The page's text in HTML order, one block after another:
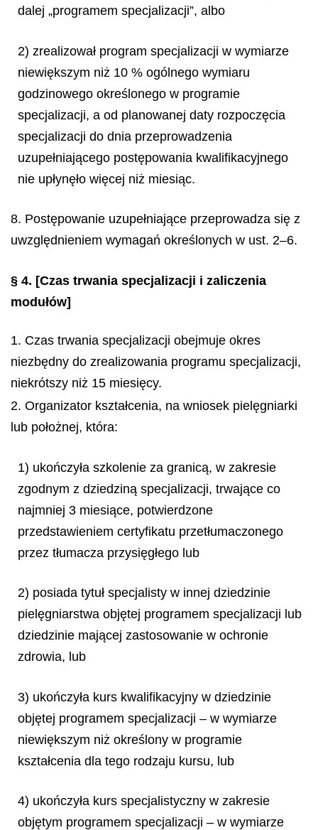
dalej „programem specjalizacji”, albo
2) zrealizował program specjalizacji w wymiarze
niewiększym niż 10 % ogólnego wymiaru
godzinowego określonego w programie
specjalizacji, a od planowanej daty rozpoczęcia
specjalizacji do dnia przeprowadzenia
uzupełniającego postępowania kwalifikacyjnego
nie upłynęło więcej niż miesiąc.
8. Postępowanie uzupełniające przeprowadza się z
uwzględnieniem wymagań określonych w ust. 2–6.
§ 4. [Czas trwania specjalizacji i zaliczenia
modułów]
1. Czas trwania specjalizacji obejmuje okres
niezbędny do zrealizowania programu specjalizacji,
niekrótszy niż 15 miesięcy.
2. Organizator kształcenia, na wniosek pielęgniarki
lub położnej, która:
1) ukończyła szkolenie za granicą, w zakresie
zgodnym z dziedziną specjalizacji, trwające co
najmniej 3 miesiące, potwierdzone
przedstawieniem certyfikatu przetłumaczonego
przez tłumacza przysięgłego lub
2) posiada tytuł specjalisty w innej dziedzinie
pielęgniarstwa objętej programem specjalizacji lub
dziedzinie mającej zastosowanie w ochronie
zdrowia, lub
3) ukończyła kurs kwalifikacyjny w dziedzinie
objętej programem specjalizacji – w wymiarze
niewiększym niż określony w programie
kształcenia dla tego rodzaju kursu, lub
4) ukończyła kurs specjalistyczny w zakresie
objętym programem specjalizacji – w wymiarze